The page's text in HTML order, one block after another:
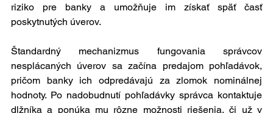
riziko pre banky a umožňuje im získať späť časť
poskytnutých úverov.
Štandardný mechanizmus fungovania správcov
nesplácaných úverov sa začína predajom pohľadávok,
pričom banky ich odpredávajú za zlomok nominálnej
hodnoty. Po nadobudnutí pohľadávky správca kontaktuje
dlžníka a ponúka mu rôzne možnosti riešenia, či už v